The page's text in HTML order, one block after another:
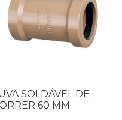
SOLDÁVEL DE
60 MM